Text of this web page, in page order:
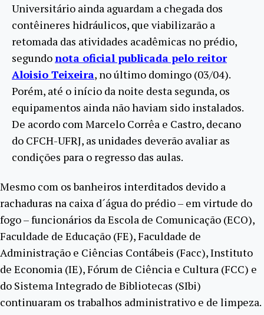
Universitário ainda aguardam a chegada dos
contêineres hidráulicos, que viabilizarão a
retomada das atividades acadêmicas no prédio,
segundonota oficial publicada pelo reitor
Aloisio Teixeira, no último domingo (03/04).
Porém, até o início da noite desta segunda, os
equipamentos ainda não haviam sido instalados.
De acordo com Marcelo Corrêa e Castro, decano
do CFCH-UFRJ, as unidades deverão avaliar as
condições para o regresso das aulas.
Mesmo com os banheiros interditados devido a
rachaduras na caixa d´água do prédio – em virtude do
fogo – funcionários da Escola de Comunicação (ECO),
Faculdade de Educação (FE), Faculdade de
Administração e Ciências Contábeis (Facc), Instituto
de Economia (IE), Fórum de Ciência e Cultura (FCC) e
do Sistema Integrado de Bibliotecas (SIbi)
continuaram os trabalhos administrativo e de limpeza.